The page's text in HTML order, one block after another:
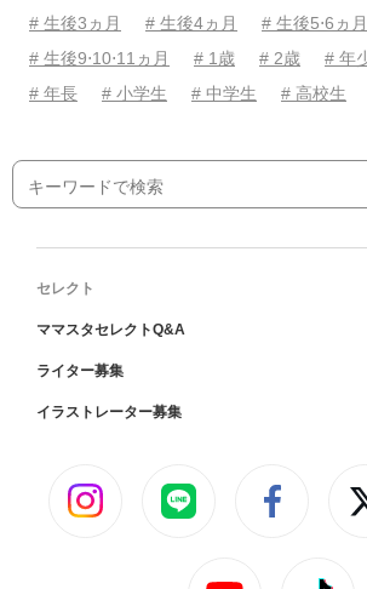
# 生後3ヵ月
# 生後4ヵ月 # 生後5⋅6ヵ月
# 生後9⋅10⋅11ヵ月
# 1歳 # 2歳 # 年
# 年長
# 小学生 # 中学生 # 高校生
セレクト
ママスタセレクトQ&A
ライター募集
イラストレーター募集